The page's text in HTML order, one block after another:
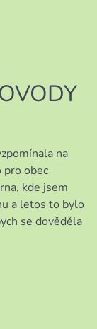
na
pro obec
kde jsem
a letos to bylo
se dověděla